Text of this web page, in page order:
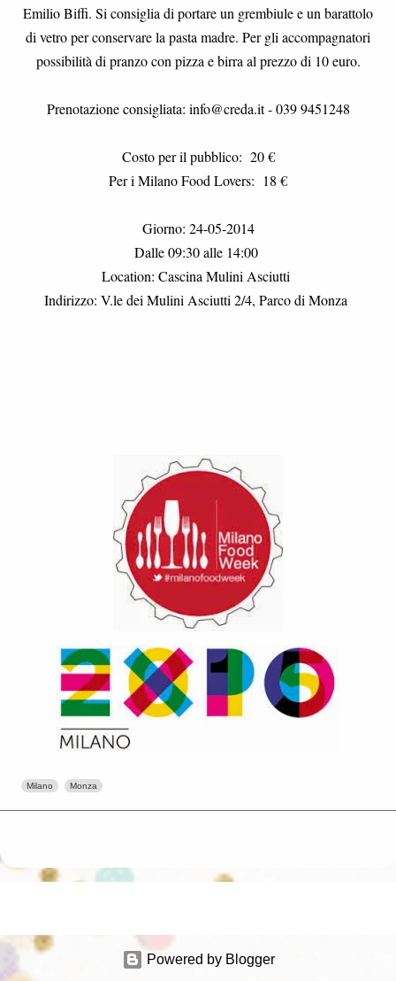
Emilio Biffi. Si consiglia di portare un grembiule e un barattolo
di vetro per conservare la pasta madre. Per gli accompagnatori
possibilità di pranzo con pizza e birra al prezzo di 10 euro.
Prenotazione consigliata: info@creda.it - 039 9451248
Costo per il pubblico: 20 €
Per i Milano Food Lovers: 18 €
Giorno: 24-05-2014
Dalle09:30alle14:00
Location: Cascina Mulini Asciutti
Indirizzo: V.le dei Mulini Asciutti 2/4, Parco di Monza
Milano Monza
Powered by Blogger